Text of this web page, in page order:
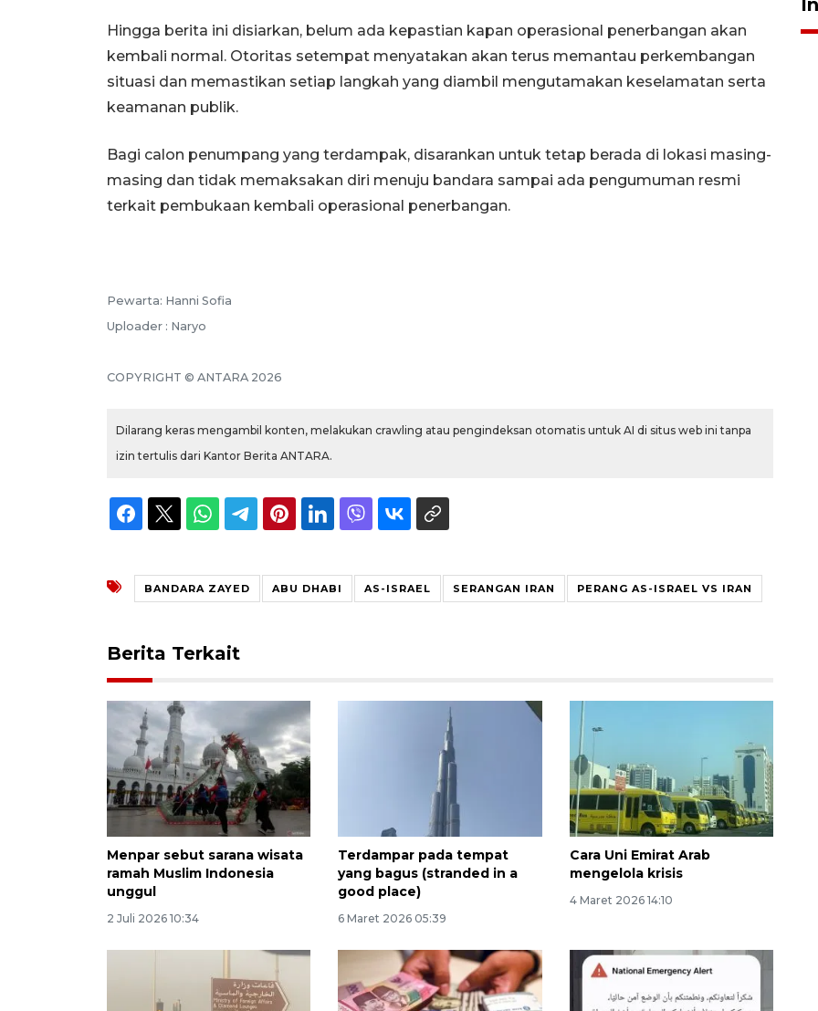
Hingga berita ini disiarkan, belum ada kepastian kapan operasional penerbangan akan
kembali normal. Otoritas setempat menyatakan akan terus memantau perkembangan
situasi dan memastikan setiap langkah yang diambil mengutamakan keselamatan serta
keamanan publik.
Bagi calon penumpang yang terdampak, disarankan untuk tetap berada di lokasi masing-
masing dan tidak memaksakan diri menuju bandara sampai ada pengumuman resmi
terkait pembukaan kembali operasional penerbangan.
Pewarta: Hanni Sofia
Uploader : Naryo
COPYRIGHT © ANTARA 2026
Dilarang keras mengambil konten, melakukan crawling atau pengindeksan otomatis untuk AI di situs web ini tanpa
izin tertulis dari Kantor Berita ANTARA.
BANDARA ZAYED ABU DHABI AS-ISRAEL SERANGAN IRAN PERANG AS-ISRAEL VS IRAN
Berita Terkait
Menpar sebut sarana wisata
ramah Muslim Indonesia
unggul
2 Juli 2026 10:34
Terdampar pada tempat
yang bagus (stranded in a
good place)
6 Maret 2026 05:39
Cara Uni Emirat Arab
mengelola krisis
4 Maret 2026 14:10
2026 sambangi Papua